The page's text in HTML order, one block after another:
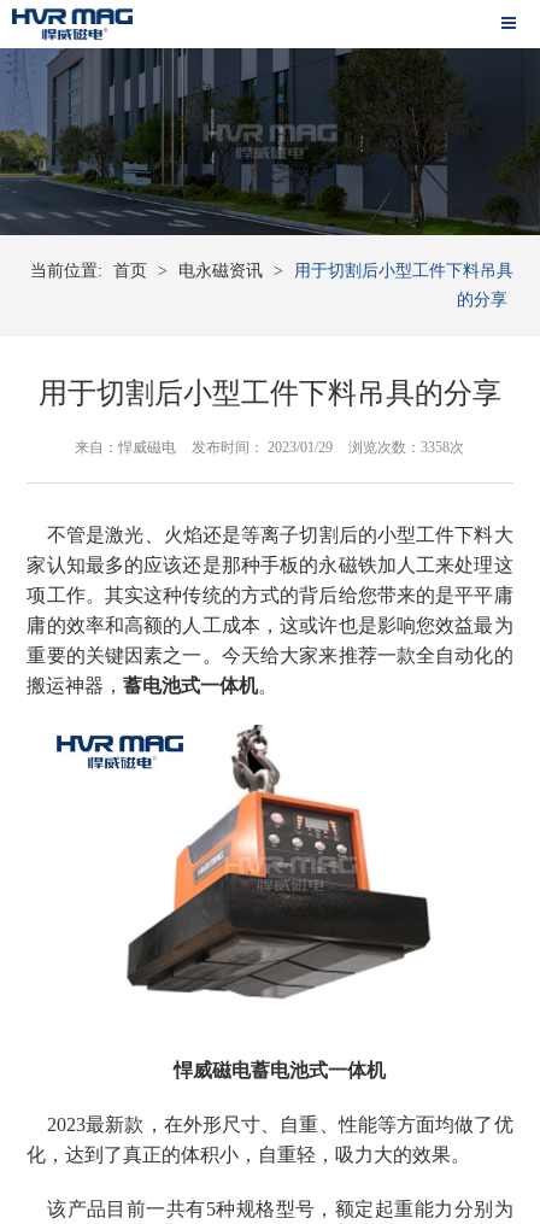
当前位置: 首页 > 电永磁资讯 >
用于切割后小型工件下料吊具
的分享
用于切割后小型工件下料吊具的分享
来自：悍威磁电 发布时间： 2023/01/29 浏览次数：3358次
不管是激光、火焰还是等离子切割后的小型工件下料大
家认知最多的应该还是那种手板的永磁铁加人工来处理这
项工作。其实这种传统的方式的背后给您带来的是平平庸
庸的效率和高额的人工成本，这或许也是影响您效益最为
重要的关键因素之一。今天给大家来推荐一款全自动化的
搬运神器，蓄电池式一体机。
悍威磁电蓄电池式一体机
2023最新款，在外形尺寸、自重、性能等方面均做了优
化，达到了真正的体积小，自重轻，吸力大的效果。
该产品目前一共有5种规格型号，额定起重能力分别为